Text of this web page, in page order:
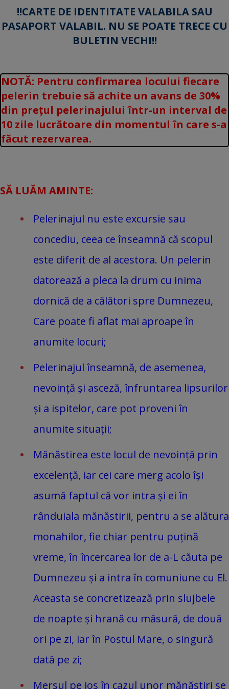
!!CARTE DE IDENTITATE VALABILA SAU
PASAPORT VALABIL. NU SE POATE TRECE CU
BULETIN VECHI!!
NOTĂ: Pentru confirmarea locului fiecare
pelerin trebuie să achite un avans de 30%
din prețul pelerinajului într-un interval de
10 zile lucrătoare din momentul în care s-a
făcut rezervarea.
SĂ LUĂM AMINTE:
Pelerinajul nu este excursie sau
concediu, ceea ce înseamnă că scopul
este diferit de al acestora. Un pelerin
datorează a pleca la drum cu inima
dornică de a călători spre Dumnezeu,
Care poate fi aflat mai aproape în
anumite locuri;
Pelerinajul înseamnă, de asemenea,
nevoință și asceză, înfruntarea lipsurilor
și a ispitelor, care pot proveni în
anumite situații;
Mănăstirea este locul de nevoință prin
excelență, iar cei care merg acolo își
asumă faptul că vor intra și ei în
rânduiala mănăstirii, pentru a se alătura
monahilor, fie chiar pentru puțină
vreme, în încercarea lor de a-L căuta pe
Dumnezeu și a intra în comuniune cu El.
Aceasta se concretizează prin slujbele
de noapte și hrană cu măsură, de două
ori pe zi, iar în Postul Mare, o singură
dată pe zi;
Mersul pe jos în cazul unor mănăstiri se